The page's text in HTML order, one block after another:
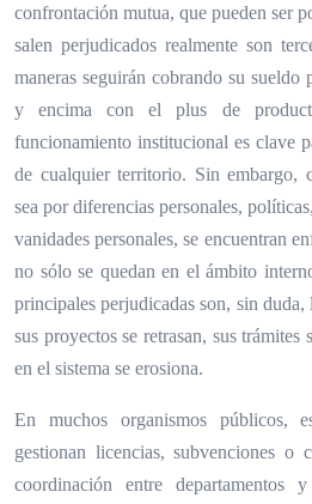
confrontación mutua, que pueden ser
salen perjudicados realmente son
maneras seguirán cobrando su sueldo
y encima con el plus de
funcionamiento institucional es clave
de cualquier territorio. Sin embargo,
sea por diferencias personales,
vanidades personales, se encuentran
no sólo se quedan en el ámbito
principales perjudicadas son, sin duda,
sus proyectos se retrasan, sus
en el sistema se erosiona.
En muchos organismos públicos,
gestionan licencias, subvenciones o
coordinación entre departamentos